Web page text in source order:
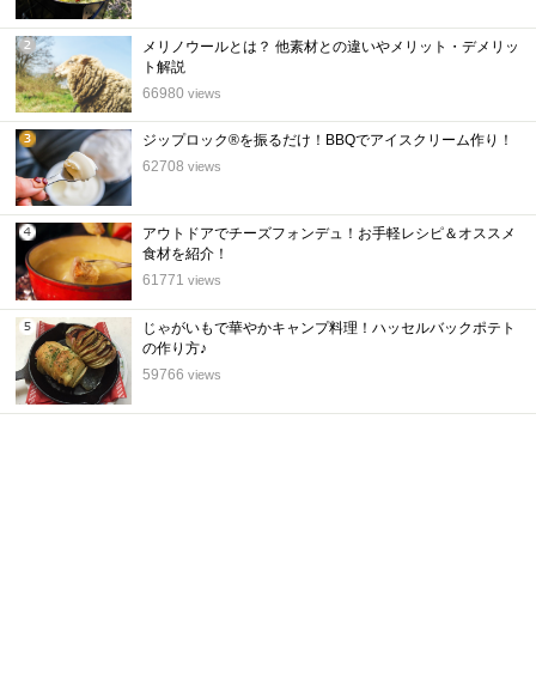
2
位
メリノウールとは？ 他素材との違いやメリット・デメリッ
ト解説
66980 views
3
位
ジップロック®を振るだけ！BBQでアイスクリーム作り！
62708 views
4
位
アウトドアでチーズフォンデュ！お手軽レシピ＆オススメ
食材を紹介！
61771 views
5
位
じゃがいもで華やかキャンプ料理！ハッセルバックポテト
の作り方♪
59766 views